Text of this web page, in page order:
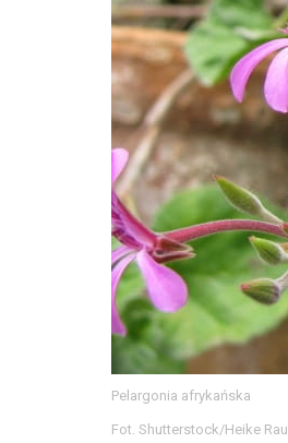
Pelargonia afrykańska
Fot. Shutterstock/Heike Rau